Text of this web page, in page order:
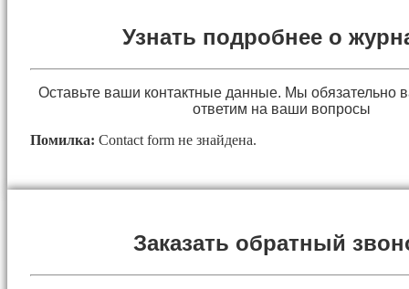
Узнать подробнее о
Оставьте ваши контактные данные. Мы обязательно
ответим на ваши вопросы
Помилка: Contact form не знайдена.
Заказать обратный